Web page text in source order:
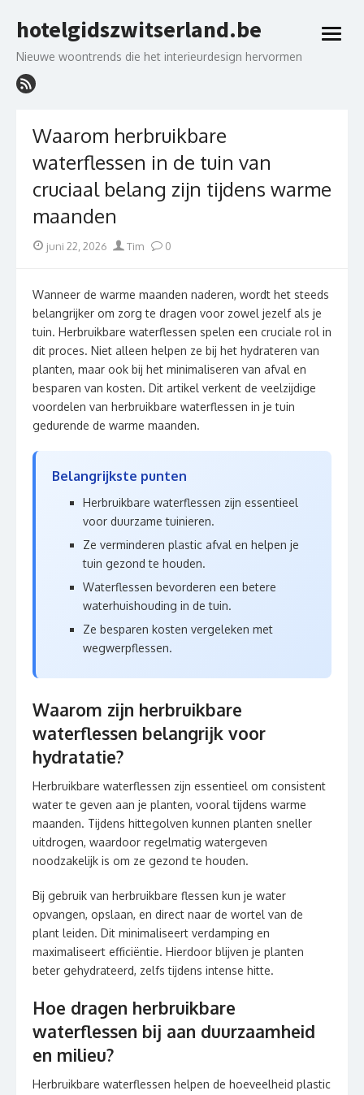
to
hotelgidszwitserland.be
Nieuwe woontrends die het interieurdesign hervormen
open
Waarom herbruikbare
waterflessen in de tuin van
cruciaal belang zijn tijdens warme
maanden
Postedjuni 22, 2026 Author
Tim 0
Wanneer de warme maanden naderen, wordt het steeds
belangrijker om zorg te dragen voor zowel jezelf als je
tuin. Herbruikbare waterflessen spelen een cruciale rol in
dit proces. Niet alleen helpen ze bij het hydrateren van
planten, maar ook bij het minimaliseren van afval en
besparen van kosten. Dit artikel verkent de veelzijdige
voordelen van herbruikbare waterflessen in je tuin
gedurende de warme maanden.
Belangrijkste punten
Herbruikbare waterflessen zijn essentieel
voor duurzame tuinieren.
Ze verminderen plastic afval en helpen je
tuin gezond te houden.
Waterflessen bevorderen een betere
waterhuishouding in de tuin.
Ze besparen kosten vergeleken met
wegwerpflessen.
Waarom zijn herbruikbare
waterflessen belangrijk voor
hydratatie?
Herbruikbare waterflessen zijn essentieel om consistent
water te geven aan je planten, vooral tijdens warme
maanden. Tijdens hittegolven kunnen planten sneller
uitdrogen, waardoor regelmatig watergeven
noodzakelijk is om ze gezond te houden.
Bij gebruik van herbruikbare flessen kun je water
opvangen, opslaan, en direct naar de wortel van de
plant leiden. Dit minimaliseert verdamping en
maximaliseert efficiëntie. Hierdoor blijven je planten
beter gehydrateerd, zelfs tijdens intense hitte.
Hoe dragen herbruikbare
waterflessen bij aan duurzaamheid
en milieu?
Herbruikbare waterflessen helpen de hoeveelheid plastic